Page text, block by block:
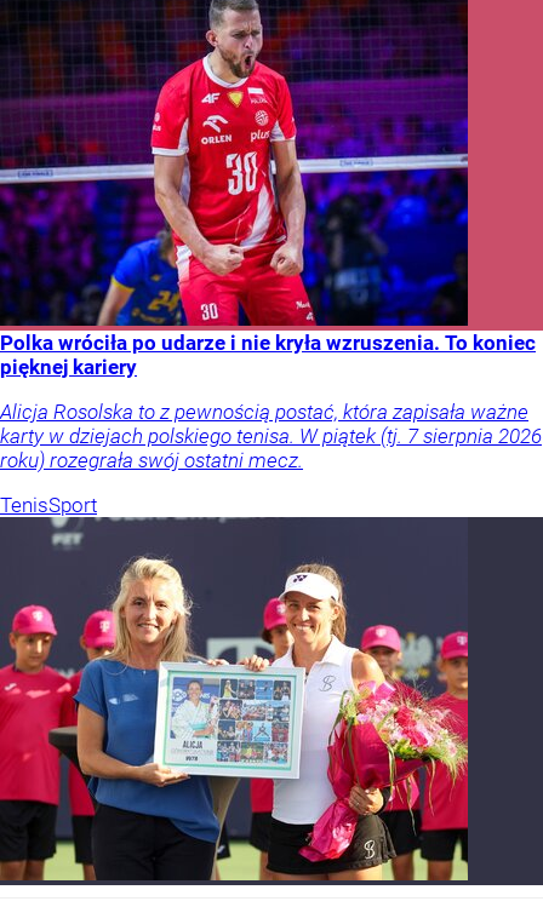
Polka wróciła po udarze i nie kryła wzruszenia. To koniec
pięknej kariery
Alicja Rosolska to z pewnością postać, która zapisała ważne
karty w dziejach polskiego tenisa. W piątek (tj. 7 sierpnia 2026
roku) rozegrała swój ostatni mecz.
TenisSport